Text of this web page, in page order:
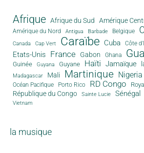
Afrique Afrique du Sud Amérique
Amérique du Nord Antigua Barbade Belgique
Canada Cap Vert Caraïbe Cuba Côte
Etats-Unis
France Gabon Ghana
Guinée Guyana Guyane Haïti Jamaïque
Madagascar Mali Martinique Nigeria
Océan Pacifique Porto Rico RD Congo
République du Congo Sainte Lucie Sénégal
Vietnam
la musique